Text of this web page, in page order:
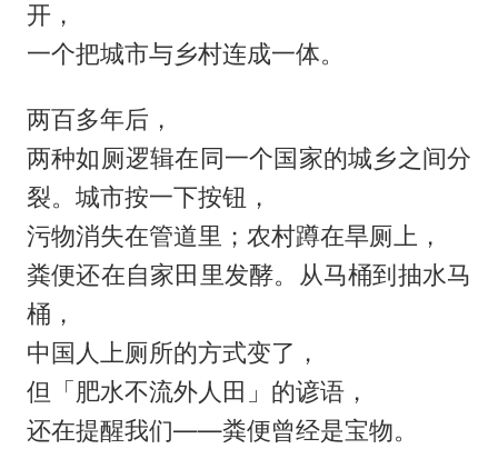
开，
一个把城市与乡村连成一体。
两百多年后，
两种如厕逻辑在同一个国家的城乡之间分
裂。城市按一下按钮，
污物消失在管道里；农村蹲在旱厕上，
粪便还在自家田里发酵。从马桶到抽水马
桶，
中国人上厕所的方式变了，
但「肥水不流外人田」的谚语，
还在提醒我们——粪便曾经是宝物。